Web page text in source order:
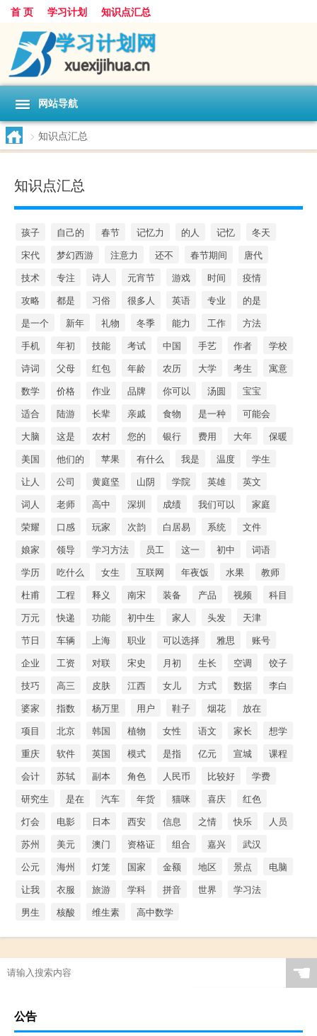
首 页 学习计划 知识点汇总
网站导航
> 知识点汇总
知识点汇总
孩子 自己的 春节 记忆力 的人 记忆
冬天
宋代
梦幻西游 注意力 还不 春节期间
唐代
技术
专注 诗人 元宵节 游戏 时间
疫情
攻略
都是 习俗 很多人 英语 专业
的是
是一个
新年 礼物 冬季 能力 工作
方法
手机
年初 技能 考试 中国 手艺 作者
学校
诗词
父母 红包 年龄 农历 大学 考生
寓意
数学
价格 作业 品牌 你可以 汤圆
宝宝
适合
陆游 长辈 亲戚 食物 是一种
可能会
大脑
这是 农村 您的 银行 费用 大年
保暖
美国
他们的 苹果 有什么 我是 温度
学生
让人
公司 黄庭坚 山阴 学院 英雄
英文
词人
老师 高中 深圳 成绩 我们可以
家庭
荣耀
口感 玩家 次韵 白居易 系统
文件
娘家
领导 学习方法 员工 这一 初中
词语
学历
吃什么 女生 互联网 年夜饭 水果
教师
杜甫
工程 释义 南宋 装备 产品 视频
科目
万元
快递 功能 初中生 家人 头发
天津
节日
车辆 上海 职业 可以选择 雅思
账号
企业
工资 对联 宋史 月初 生长 空调
饺子
技巧
高三 皮肤 江西 女儿 方式 数据
李白
婆家
指数 杨万里 用户 鞋子 烟花
放在
项目
北京 韩国 植物 女性 语文 家长
想学
重庆
软件 英国 模式 是指 亿元 宣城
课程
会计
苏轼 副本 角色 人民币 比较好
学费
研究生
是在 汽车 年货 猫咪 喜庆
红色
灯会
电影 日本 西安 信息 之情 快乐
人员
苏州
美元 澳门 资格证 组合 嘉兴
武汉
公元
海州 灯笼 国家 金额 地区 景点
电脑
让我
衣服 旅游 学科 拼音 世界
学习法
男生
核酸 维生素 高中数学
☚
公告